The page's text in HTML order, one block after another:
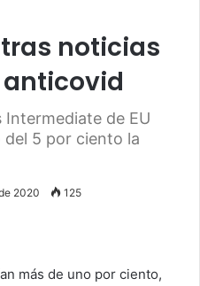
noticias
Intermediate de EU
5 por ciento la
2020 125
más de uno por ciento,